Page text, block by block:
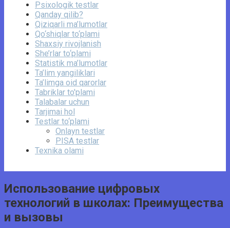
Psixologik testlar
Qanday qilib?
Qiziqarli ma’lumotlar
Qo‘shiqlar to‘plami
Shaxsiy rivojlanish
She’rlar to‘plami
Statistik ma’lumotlar
Ta’lim yangiliklari
Ta’limga oid qarorlar
Tabriklar to'plami
Talabalar uchun
Tarjimai hol
Testlar to‘plami
Onlayn testlar
PISA testlar
Texnika olami
Использование цифровых
технологий в школах: Преимущества
и вызовы